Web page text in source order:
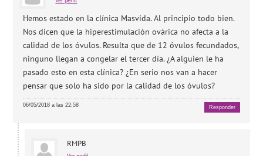
Hemos estado en la clínica Masvida. Al principio todo bien.
Nos dicen que la hiperestimulación ovárica no afecta a la
calidad de los óvulos. Resulta que de 12 óvulos fecundados,
ninguno llegan a congelar el tercer día. ¿A alguien le ha
pasado esto en esta clínica? ¿En serio nos van a hacer
pensar que solo ha sido por la calidad de los óvulos?
06/05/2018 a las 22:58 Responder
RMPB